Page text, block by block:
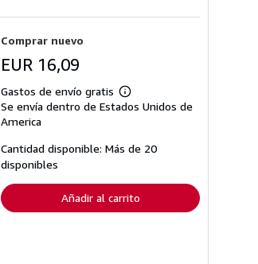
Comprar nuevo
EUR 16,09
Gastos de envío gratis
Más
información
tarifas
de
Se envía dentro de Estados Unidos de
America
Cantidad disponible: Más de 20
disponibles
Añadir al carrito